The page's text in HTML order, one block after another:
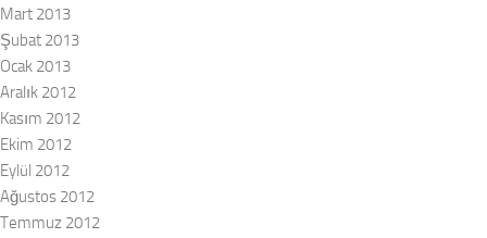
Mart 2013
Şubat 2013
Ocak 2013
Aralık 2012
Kasım 2012
Ekim 2012
Eylül 2012
Ağustos 2012
Temmuz 2012